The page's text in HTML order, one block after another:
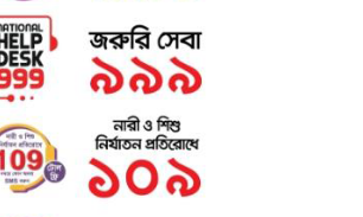
publishing software, and you
designers, content designers, art
interface developers and web designer
They use it daily when using programs
Photoshop, Paint Shop Pro, Dreamweaver,
FrameMaker, Illustrator, Flash,